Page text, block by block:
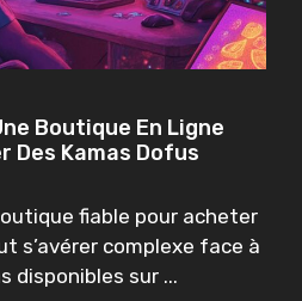
Boutique En Ligne
Des Kamas Dofus
fiable pour acheter
s’avérer complexe face à
disponibles sur ...